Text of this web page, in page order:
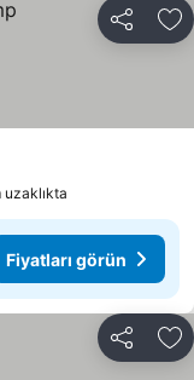
Paylaş
uzaklıkta
Fiyatları görün
Paylaş